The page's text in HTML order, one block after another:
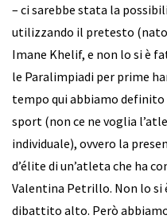
– ci sarebbe stata la
utilizzando il pretesto
Imane Khelif, e non lo si è
le Paralimpiadi per prime
tempo qui abbiamo
sport (non ce ne voglia
individuale), ovvero la
d’élite di un’atleta che ha
Valentina Petrillo. Non lo si
dibattito alto. Però